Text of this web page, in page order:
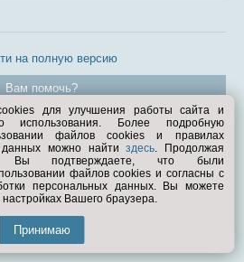
на полную версию
Вам помочь?
1998—2026
для улучшения работы сайта и
использования. Более подробную
файлов cookies и правилах
данных можно найтиздесь. Продолжая
Вы подтверждаете, что были
файлов cookies и согласны с
персональных данных. Вы можете
Вашего браузера.
Принимаю